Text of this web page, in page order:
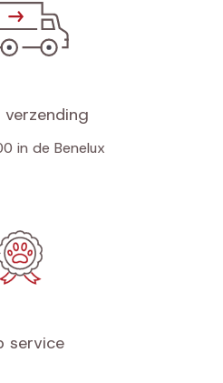
in de Benelux
service